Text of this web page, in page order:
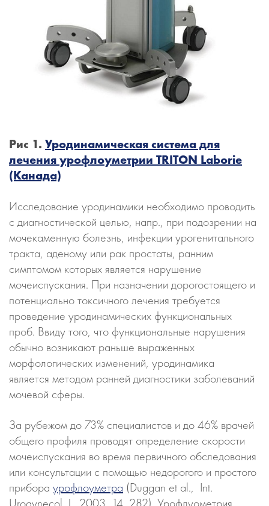
Рис 1. Уродинамическая система для
лечения урофлоуметрии TRITON Laborie
(Канада)
Исследование уродинамики необходимо проводить
с диагностической целью, напр., при подозрении на
мочекаменную болезнь, инфекции урогенитального
тракта, аденому или рак простаты, ранним
симптомом которых является нарушение
мочеиспускания. При назначении дорогостоящего и
потенциально токсичного лечения требуется
проведение уродинамических функциональных
проб. Ввиду того, что функциональные нарушения
обычно возникают раньше выраженных
морфологических изменений, уродинамика
является методом ранней диагностики заболеваний
мочевой сферы.
За рубежом до 73% специалистов и до 46% врачей
общего профиля проводят определение скорости
мочеиспускания во время первичного обследования
или консультации с помощью недорогого и простого
прибора урофлоуметра (Duggan et al., Int.
Urogynecol. J., 2003, 14, 282). Урофлуометрия